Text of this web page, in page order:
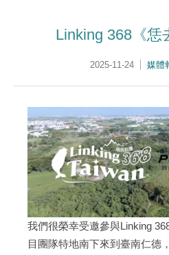
Linking 368《恁
2025-11-24 媒體
我們很榮幸受邀參與Linking
目團隊特地南下來到臺南仁德，